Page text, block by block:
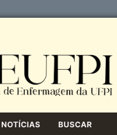
NOTÍCIAS BUSCAR